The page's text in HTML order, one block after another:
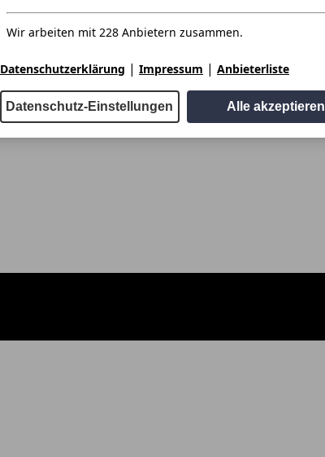
Wir arbeiten mit 228 Anbietern zusammen.
Datenschutzerklärung | Impressum | Anbieterliste
Datenschutz-Einstellungen Alle akzeptieren